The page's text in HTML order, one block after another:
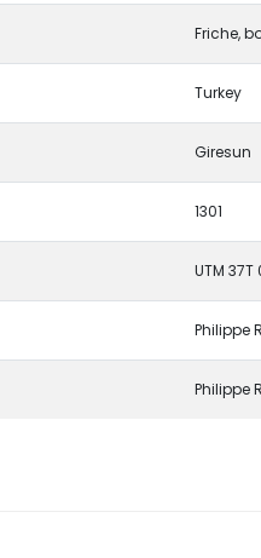
Friche,
Turkey
Giresun
1301
UTM
Philippe
Philippe